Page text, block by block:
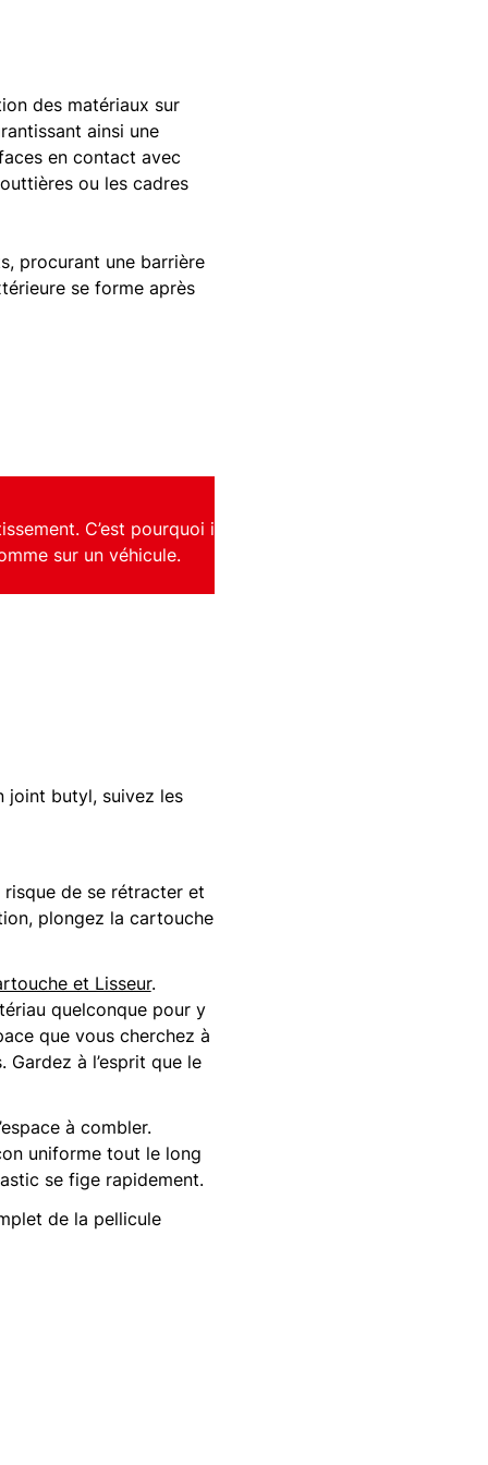
des matériaux sur
ainsi une
en contact avec
ou les cadres
procurant une barrière
se forme après
C’est pourquoi il
sur un véhicule.
joint butyl, suivez les
de se rétracter et
plongez la cartouche
et Lisseur.
quelconque pour y
que vous cherchez à
à l’esprit que le
à combler.
uniforme tout le long
se fige rapidement.
de la pellicule